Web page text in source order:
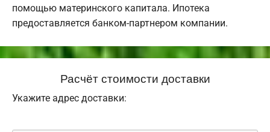
помощью материнского капитала. Ипотека
предоставляется банком-партнером компании.
Расчёт стоимости доставки
Укажите адрес доставки: